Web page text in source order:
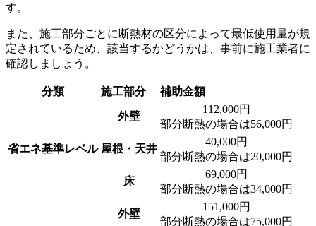
す。
また、施工部分ごとに断熱材の区分によって最低使用量が規
定されているため、該当するかどうかは、事前に施工業者に
確認しましょう。
分類 施工部分 補助金額
省エネ基準レベル
外壁
112,000円
部分断熱の場合は56,000円
屋根・天井
40,000円
部分断熱の場合は20,000円
床
69,000円
部分断熱の場合は34,000円
外壁
151,000円
部分断熱の場合は75,000円